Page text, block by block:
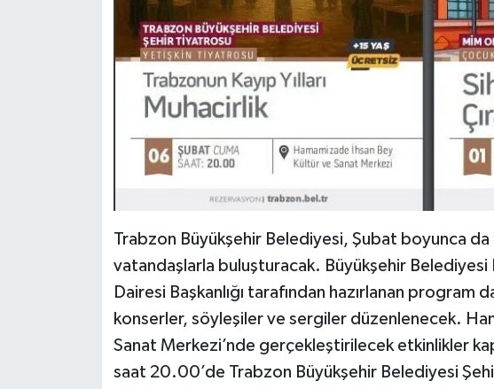
Trabzon Büyükşehir Belediyesi, Şubat boyunca
vatandaşlarla buluşturacak. Büyükşehir Belediyesi
Dairesi Başkanlığı tarafından hazırlanan program
konserler, söyleşiler ve sergiler düzenlenecek.
Sanat Merkezi’nde gerçekleştirilecek etkinlikler
saat 20.00’de Trabzon Büyükşehir Belediyesi